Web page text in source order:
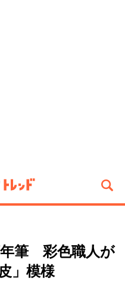
年筆 彩色職人が
」模様